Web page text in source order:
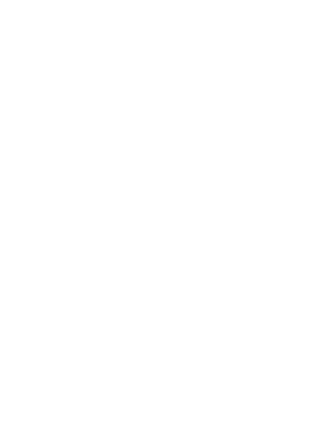
社の共同利用者
はありません。
品に未対応品が
年1月12日よ